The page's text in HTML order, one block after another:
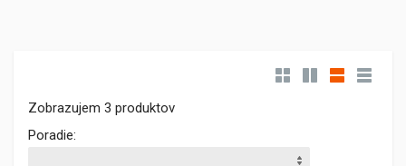
Zobrazujem 3 produktov
Poradie: